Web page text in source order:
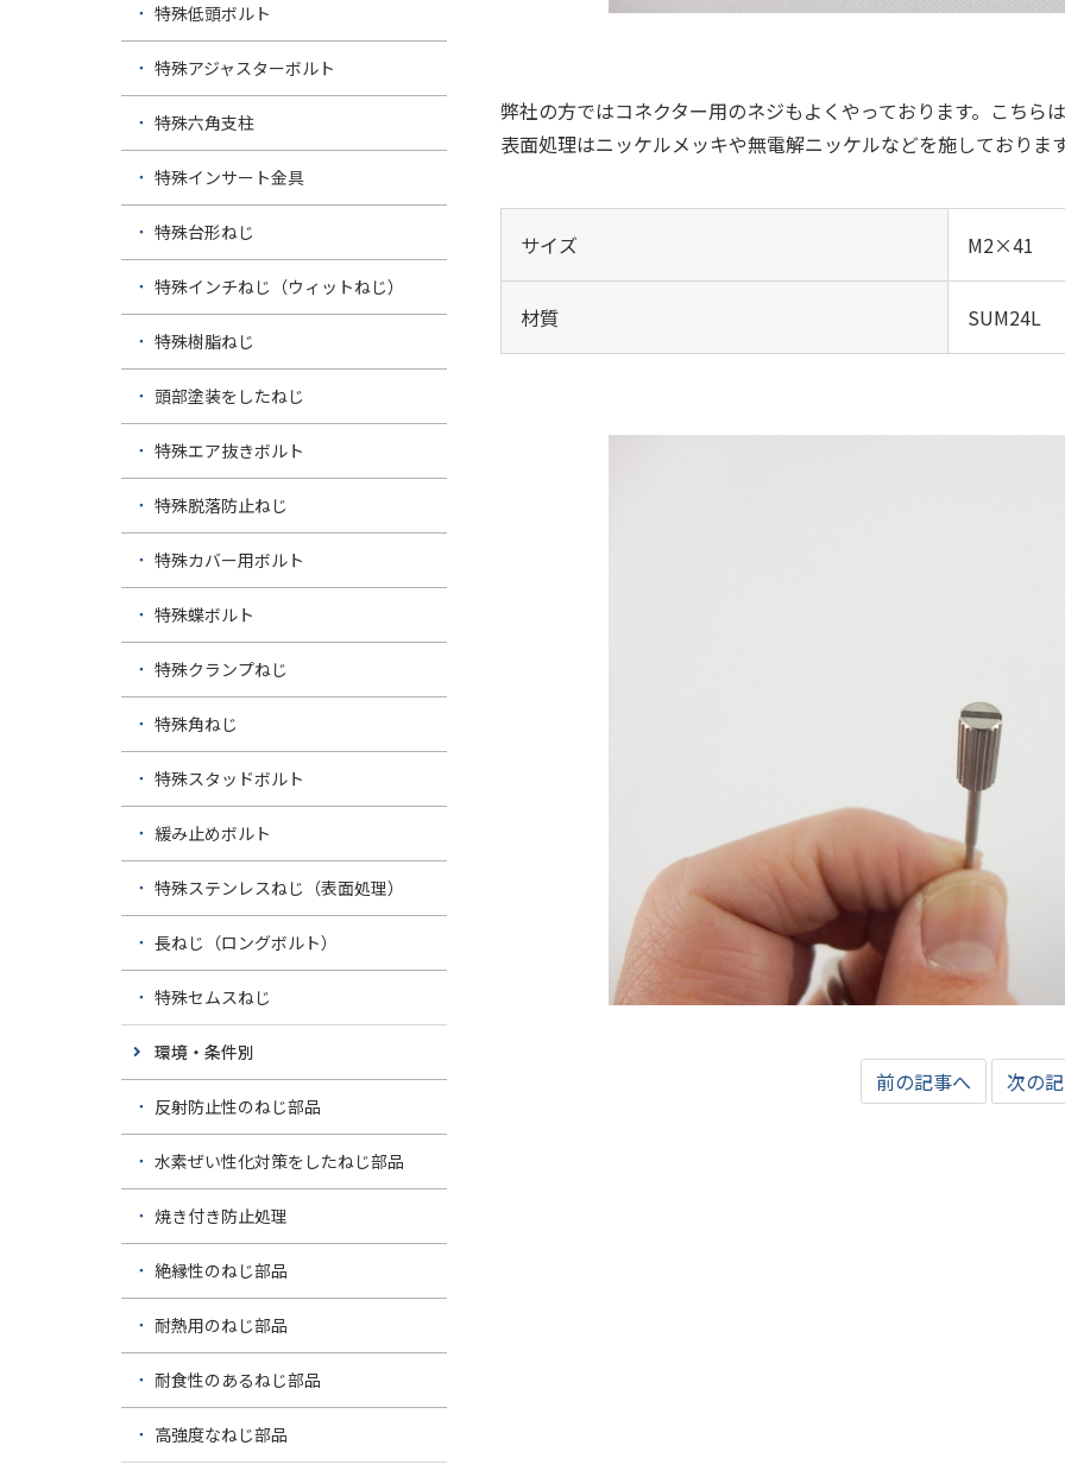
弊社の方ではコネクター用のネジもよくやっております。こちら
表面処理はニッケルメッキや無電解ニッケルなどを施しておりま
サイズ M2×41
材質 SUM24L
前の記事へ 次の
特殊低頭ボルト
特殊アジャスターボルト
特殊六角支柱
特殊インサート金具
特殊台形ねじ
特殊インチねじ（ウィットねじ）
特殊樹脂ねじ
頭部塗装をしたねじ
特殊エア抜きボルト
特殊脱落防止ねじ
特殊カバー用ボルト
特殊蝶ボルト
特殊クランプねじ
特殊角ねじ
特殊スタッドボルト
緩み止めボルト
特殊ステンレスねじ（表面処理）
長ねじ（ロングボルト）
特殊セムスねじ
環境・条件別
反射防止性のねじ部品
水素ぜい性化対策をしたねじ部品
焼き付き防止処理
絶縁性のねじ部品
耐熱用のねじ部品
耐食性のあるねじ部品
高強度なねじ部品